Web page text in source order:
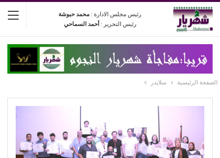
رئيس مجلس الادارة : محمد حبوشة
رئيس التحرير : أحمد السماحي
الصفحة الرئيسية سلايدر